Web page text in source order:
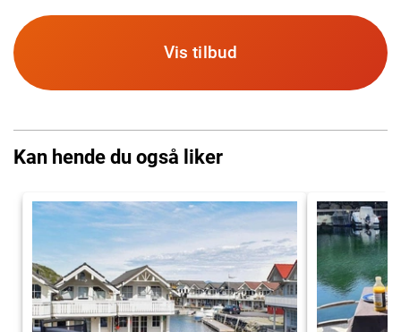
Vis tilbud
Kan hende du også liker